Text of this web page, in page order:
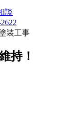
談
装工事
持！